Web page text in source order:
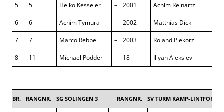
5 5 Heiko Kesseler – 2001 Achim Reinartz
6 6 Achim Tymura – 2002 Matthias Dick
7 7 Marco Rebbe – 2003 Roland Piekorz
8 11 Michael Podder – 18 Iliyan Aleksiev
BR. RANGNR. SG SOLINGEN 3 RANGNR. SV TURM KAMP-LINTFORT 1